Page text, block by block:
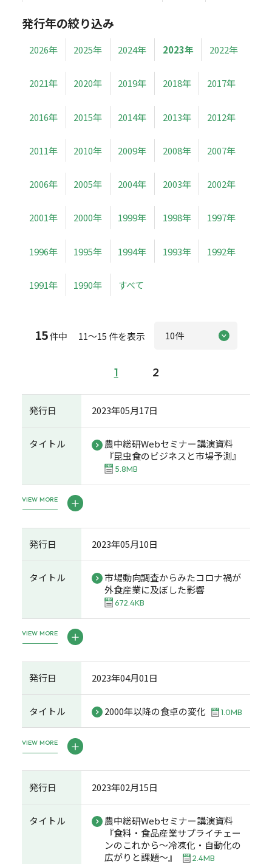
発行年の絞り込み
2026年 2025年 2024年 2023年 2022年
2021年 2020年 2019年 2018年 2017年
2016年 2015年 2014年 2013年 2012年
2011年 2010年 2009年 2008年 2007年
2006年 2005年 2004年 2003年 2002年
2001年 2000年 1999年 1998年 1997年
1996年 1995年 1994年 1993年 1992年
1991年 1990年 すべて
15件中 11～15 件を表示
1 2
発行日 2023年05月17日
タイトル
農中総研Webセミナー講演資料
『昆虫食のビジネスと市場予測』
5.8MB
VIEW MORE
発行日 2023年05月10日
タイトル
市場動向調査からみたコロナ禍が
外食産業に及ぼした影響
672.4KB
VIEW MORE
発行日 2023年04月01日
タイトル 2000年以降の食卓の変化 1.0MB
VIEW MORE
発行日 2023年02月15日
タイトル
農中総研Webセミナー講演資料
『食料・食品産業サプライチェー
ンのこれから～冷凍化・自動化の
広がりと課題～』
2.4MB